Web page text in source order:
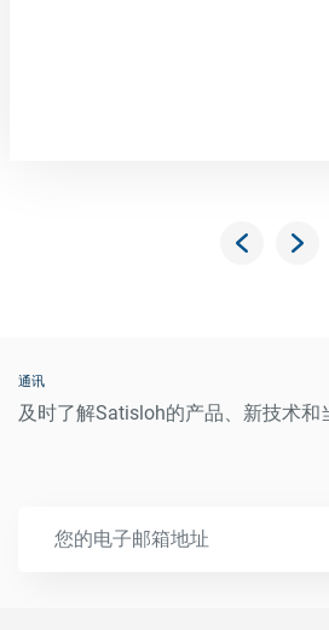
通讯
及时了解Satisloh的产品、新技术和